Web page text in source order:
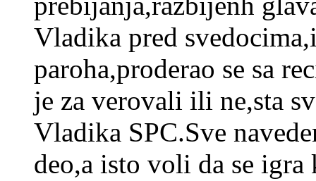
Vladika pred
paroha,proderao se sa
je za verovali ili ne,sta
Vladika SPC.Sve
deo,a isto voli da se